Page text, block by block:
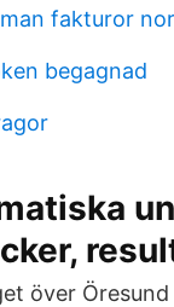
fakturor
begagnad
över